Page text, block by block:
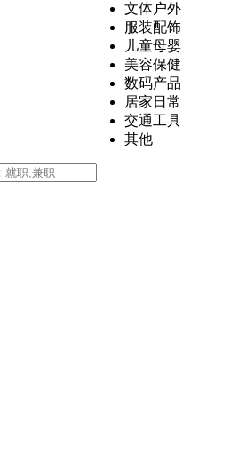
文体户外
服装配饰
儿童母婴
美容保健
数码产品
居家日常
交通工具
其他